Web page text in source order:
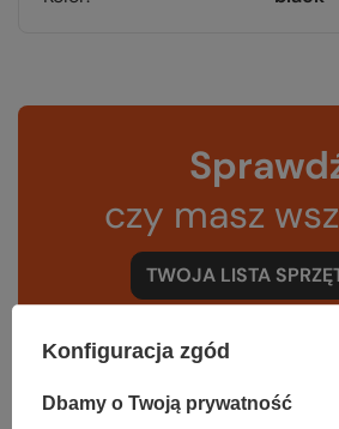
czy masz
TWOJA LISTA
Konfiguracja zgód
Dbamy o Twoją prywatność